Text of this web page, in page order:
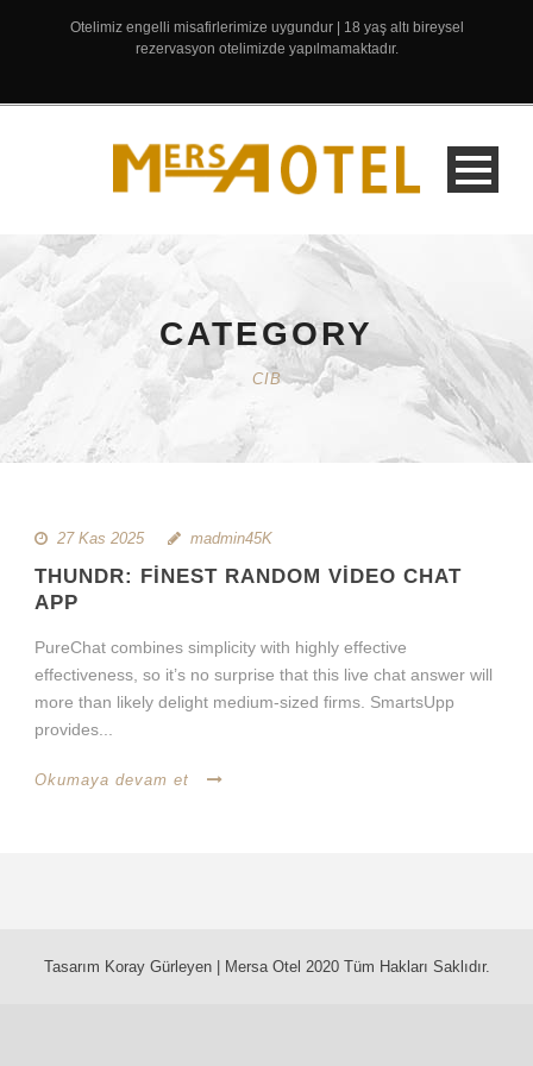
Otelimiz engelli misafirlerimize uygundur | 18 yaş altı bireysel
rezervasyon otelimizde yapılmamaktadır.
CATEGORY
CIB
27 Kas 2025 madmin45K
THUNDR: FINEST RANDOM VIDEO CHAT
APP
PureChat combines simplicity with highly effective
effectiveness, so it’s no surprise that this live chat answer will
more than likely delight medium-sized firms. SmartsUpp
provides...
Okumaya devam et
Tasarım Koray Gürleyen | Mersa Otel 2020 Tüm Hakları Saklıdır.